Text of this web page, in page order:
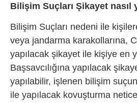
Bilişim Suçları Şikayet nasıl
Bilişim Suçları nedeni ile
veya jandarma karakollarına,
yapılacak şikayet ile kişiye en
Başsavcılığına yapılacak
yapılabilir, işlenen bilişim
ile yapılacak kovuşturma